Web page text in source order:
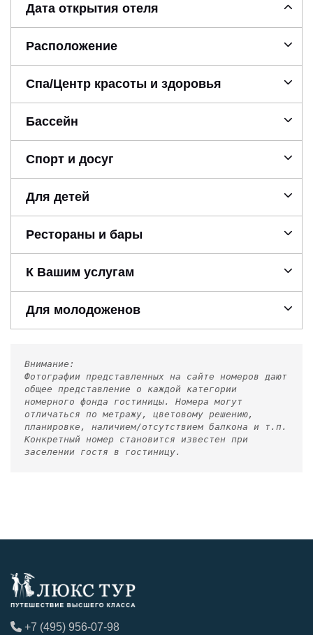
Дата открытия отеля
Расположение
Спа/Центр красоты и здоровья
Бассейн
Спорт и досуг
Для детей
Рестораны и бары
К Вашим услугам
Для молодоженов
Внимание:
Фотографии представленных на сайте номеров дают
общее представление о каждой категории
номерного фонда гостиницы. Номера могут
отличаться по метражу, цветовому решению,
планировке, наличием/отсутствием балкона и т.п.
Конкретный номер становится известен при
заселении гостя в гостиницу.
+7 (495) 956-07-98